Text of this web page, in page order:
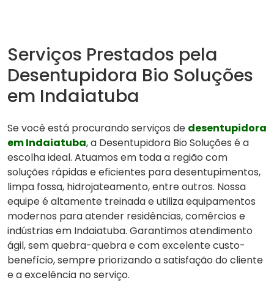
Serviços Prestados pela
Desentupidora Bio Soluções
em Indaiatuba
Se você está procurando serviços de desentupidora
em Indaiatuba, a Desentupidora Bio Soluções é a
escolha ideal. Atuamos em toda a região com
soluções rápidas e eficientes para desentupimentos,
limpa fossa, hidrojateamento, entre outros. Nossa
equipe é altamente treinada e utiliza equipamentos
modernos para atender residências, comércios e
indústrias em Indaiatuba. Garantimos atendimento
ágil, sem quebra-quebra e com excelente custo-
benefício, sempre priorizando a satisfação do cliente
e a excelência no serviço.